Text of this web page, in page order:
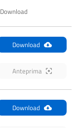
Download
Download
Anteprima
Download